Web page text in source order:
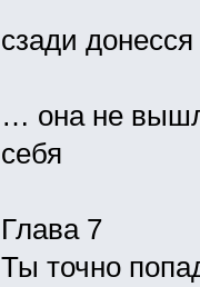
сзади
… она не
себя
Глава 7
Ты точно